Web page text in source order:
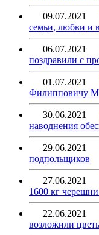
09.07.2021
семьи, любви и
06.07.2021
поздравили с
01.07.2021
Филипповичу
30.06.2021
наводнения
29.06.2021
подпольщиков
27.06.2021
1600 кг
22.06.2021
возложили